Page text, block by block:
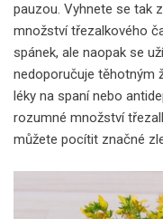
pauzou. Vyhnete se tak
množství třezalkového
spánek, ale naopak se
nedoporučuje těhotným
léky na spaní nebo
rozumné množství
můžete pocítit značné